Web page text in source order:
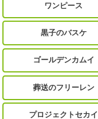
ワンピース
黒子のバスケ
ゴールデンカムイ
葬送のフリーレン
プロジェクトセカイ